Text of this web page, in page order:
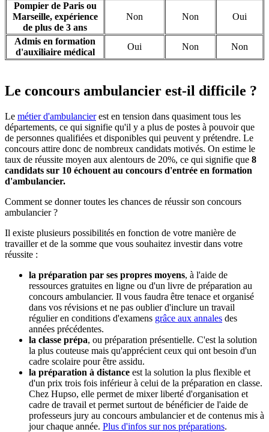
Pompier de Paris ou
Marseille, expérience
de plus de 3 ans
Non Non Oui
Admis en formation
d'auxiliaire médical
Oui Non Non
Le concours ambulancier est-il difficile ?
Le métier d'ambulancierest en tension dans quasiment tous les
départements, ce qui signifie qu'il y a plus de postes à pouvoir que
de personnes qualifiées et disponibles qui peuvent y prétendre. Le
concours attire donc de nombreux candidats motivés. On estime le
taux de réussite moyen aux alentours de 20%, ce qui signifie que 8
candidats sur 10 échouent au concours d'entrée en formation
d'ambulancier.
Comment se donner toutes les chances de réussir son concours
ambulancier ?
Il existe plusieurs possibilités en fonction de votre manière de
travailler et de la somme que vous souhaitez investir dans votre
réussite :
la préparation par ses propres moyens, à l'aide de
ressources gratuites en ligne ou d'un livre de préparation au
concours ambulancier. Il vous faudra être tenace et organisé
dans vos révisions et ne pas oublier d'inclure un travail
régulier en conditions d'examens grâce aux annales des
années précédentes.
la classe prépa, ou préparation présentielle. C'est la solution
la plus couteuse mais qu'apprécient ceux qui ont besoin d'un
cadre scolaire pour être assidu.
la préparation à distance est la solution la plus flexible et
d'un prix trois fois inférieur à celui de la préparation en classe.
Chez Hupso, elle permet de mixer liberté d'organisation et
cadre de travail et permet surtout de bénéficier de l'aide de
professeurs jury au concours ambulancier et de contenus mis à
jour chaque année. Plus d'infos sur nos préparations.